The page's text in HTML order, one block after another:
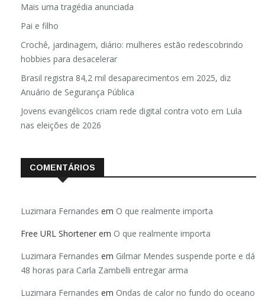
Mais uma tragédia anunciada
Pai e filho
Crochê, jardinagem, diário: mulheres estão redescobrindo
hobbies para desacelerar
Brasil registra 84,2 mil desaparecimentos em 2025, diz
Anuário de Segurança Pública
Jovens evangélicos criam rede digital contra voto em Lula
nas eleições de 2026
COMENTÁRIOS
Luzimara Fernandes em O que realmente importa
Free URL Shortener em O que realmente importa
Luzimara Fernandes em Gilmar Mendes suspende porte e dá
48 horas para Carla Zambelli entregar arma
Luzimara Fernandes em Ondas de calor no fundo do oceano